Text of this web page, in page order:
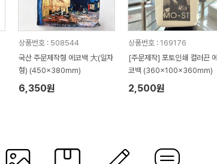
상품번호 : 508544
국산 주문제작형 에코백 大(일자
형) (450x380mm)
6,350원
상품번호 : 169176
[주문제작] 포토인쇄 컬러끈 에
코백 (360x100x360mm)
2,500원